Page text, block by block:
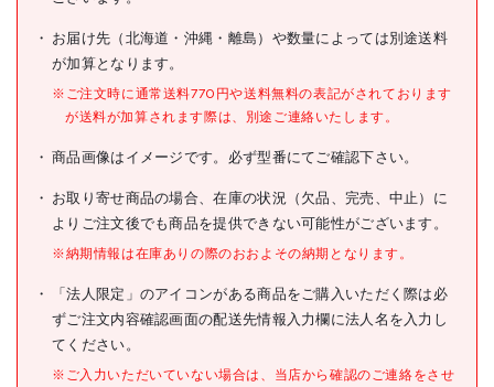
メーカー希望小売価格 200円(税抜)
JANコード 4582183904482
●表示内容:フォークリフト1t
●取付仕様:粘着シール
●横(mm):35
●取付方法:貼付タイプ
原産国 日本
セット内容/付属品
お届け先（北海道・沖縄・離島）や数量によっては別途送料
が加算となります。
※ご注文時に通常送料770円や送料無料の表記がされております
が送料が加算されます際は、別途ご連絡いたします。
商品画像はイメージです。必ず型番にてご確認下さい。
お取り寄せ商品の場合、在庫の状況（欠品、完売、中止）に
よりご注文後でも商品を提供できない可能性がございます。
※納期情報は在庫ありの際のおおよその納期となります。
「法人限定」のアイコンがある商品をご購入いただく際は必
ずご注文内容確認画面の配送先情報入力欄に法人名を入力し
てください。
※ご入力いただいていない場合は、当店から確認のご連絡をさせ